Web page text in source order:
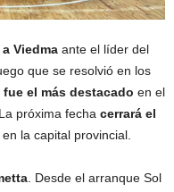
Viedma ante el líder del
que se resolvió en los
el más destacado en el
próxima fecha cerrará el
la capital provincial.
. Desde el arranque Sol